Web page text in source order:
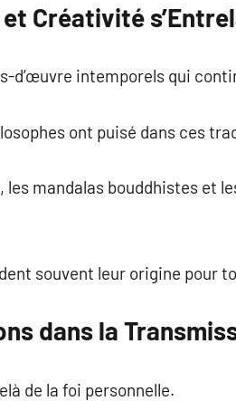
Créativité
d’œuvre intemporels qui
ont puisé dans ces
mandalas bouddhistes et
souvent leur origine pour
dans la
de la foi personnelle.